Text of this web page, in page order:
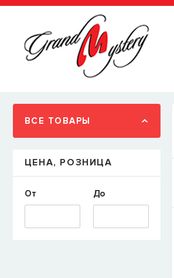
ВСЕ ТОВАРЫ
ЦЕНА, РОЗНИЦА
От До